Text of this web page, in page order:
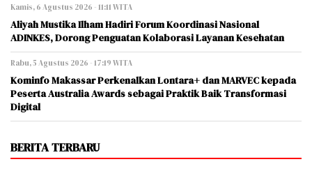
Kamis, 6 Agustus 2026 - 11:11 WITA
Aliyah Mustika Ilham Hadiri Forum Koordinasi Nasional
ADINKES, Dorong Penguatan Kolaborasi Layanan Kesehatan
Rabu, 5 Agustus 2026 - 17:19 WITA
Kominfo Makassar Perkenalkan Lontara+ dan MARVEC kepada
Peserta Australia Awards sebagai Praktik Baik Transformasi
Digital
BERITA TERBARU